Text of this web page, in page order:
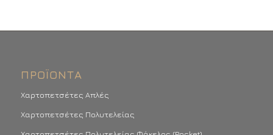
ΠΡΟΪΌΝΤΑ
Χαρτοπετσέτες Απλές
Χαρτοπετσέτες Πολυτελείας